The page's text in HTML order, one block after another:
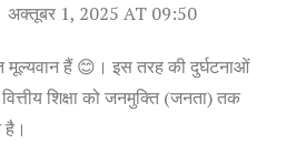
अक्तूबर 1, 2025 AT 09:50
हैं 😊। इस तरह की दुर्घटनाओं
शिक्षा को जनमुक्ति (जनता) तक